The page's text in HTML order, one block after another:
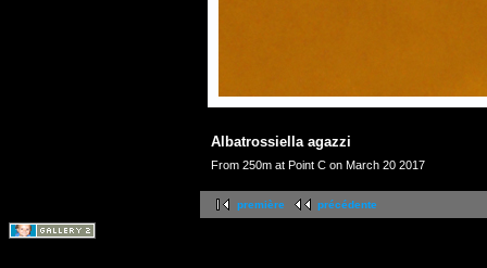
Albatrossiella agazzi
From 250m at Point C on March 20 2017
première précédente